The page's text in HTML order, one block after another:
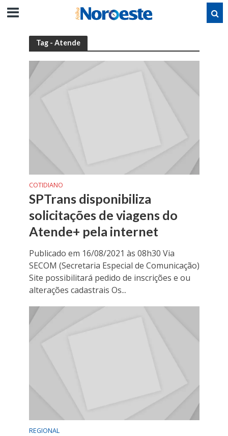
Tag - Atende
COTIDIANO
SPTrans disponibiliza
solicitações de viagens do
Atende+ pela internet
Publicado em 16/08/2021 às 08h30 Via
SECOM (Secretaria Especial de Comunicação)
Site possibilitará pedido de inscrições e ou
alterações cadastrais Os...
REGIONAL